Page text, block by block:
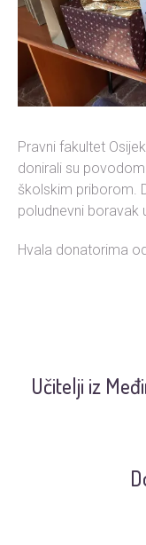
Pravni fakultet
donirali su
školskim priborom.
poludnevni boravak
Hvala donatorima
Učitelji iz